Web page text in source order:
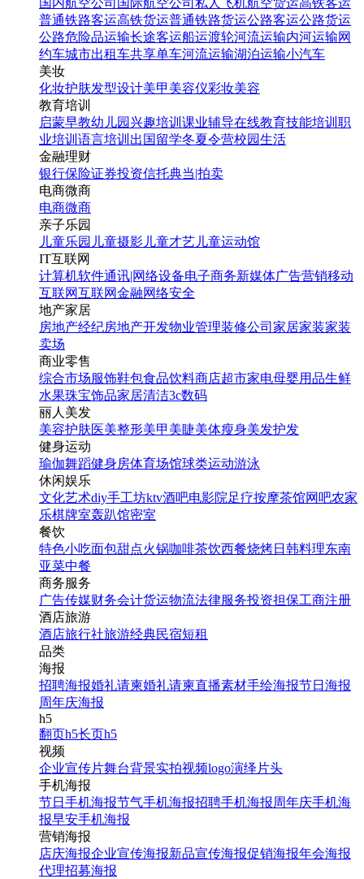
普通铁路客运高铁货运普通铁路货运公路客运公路货运
公路危险品运输长途客运船运渡轮河流运输内河运输网
约车城市出租车共享单车河流运输湖泊运输小汽车
美妆
化妆护肤发型设计美甲 美容仪彩妆美容
教育培训
启蒙早教幼儿园 兴趣培训 课业辅导在线教育技能培训 职
业培训 语言培训 出国留学冬夏令营校园生活
金融理财
银行保险证券投资信托典当|拍卖
电商微商
电商微商
亲子乐园
儿童乐园 儿童摄影 儿童才艺 儿童运动馆
IT互联网
计算机软件通讯|网络设备电子商务新媒体广告营销移动
互联网互联网金融网络安全
地产家居
房地产经纪房地产开发物业管理装修公司 家居家装家装
卖场
商业零售
综合市场服饰鞋包食品饮料商店超市家电母婴用品生鲜
水果珠宝饰品家居清洁3c数码
丽人美发
美容护肤医美整形美甲美睫美体瘦身美发护发
健身运动
瑜伽舞蹈健身房体育场馆球类运动游泳
休闲娱乐
文化艺术diy手工坊ktv酒吧电影院足疗按摩茶馆网吧农家
乐棋牌室轰趴馆密室
餐饮
特色小吃面包甜点火锅咖啡茶饮西餐烧烤日韩料理东南
亚菜中餐
商务服务
广告传媒财务会计货运物流法律服务投资担保工商注册
酒店旅游
酒店旅行社旅游经典民宿短租
品类
海报
招聘海报婚礼请柬婚礼请柬直播素材手绘海报节日海报
周年庆海报
h5
翻页h5长页h5
视频
企业宣传片舞台背景实拍视频logo演绎 片头
手机海报
节日手机海报节气手机海报招聘手机海报周年庆手机海
报早安手机海报
营销海报
店庆海报企业宣传海报新品宣传海报促销海报年会海报
代理招募海报